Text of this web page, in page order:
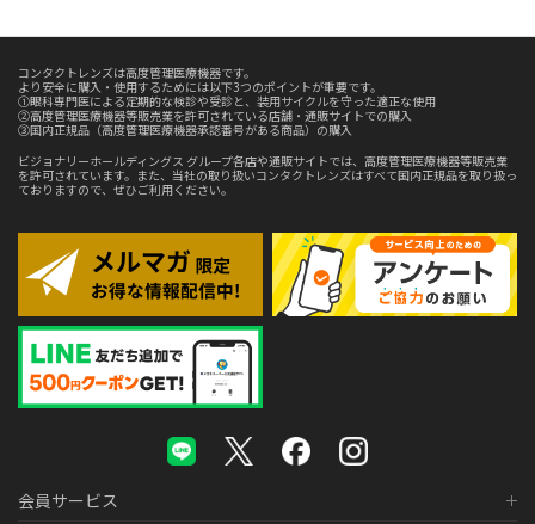
コンタクトレンズは高度管理医療機器です。
より安全に購入・使用するためには以下3つのポイントが重要です。
①眼科専門医による定期的な検診や受診と、装用サイクルを守った適正な使用
②高度管理医療機器等販売業を許可されている店舗・通販サイトでの購入
③国内正規品（高度管理医療機器承認番号がある商品）の購入
ビジョナリーホールディングス グループ各店や通販サイトでは、高度管理医療機器等販売業
を許可されています。また、当社の取り扱いコンタクトレンズはすべて国内正規品を取り扱っ
ておりますので、ぜひご利用ください。
会員サービス